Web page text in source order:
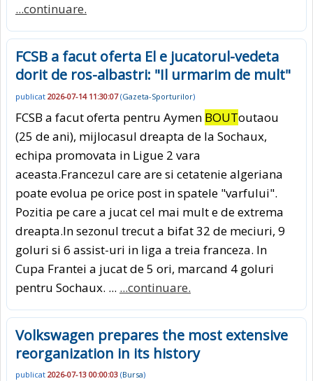
...continuare.
FCSB a facut oferta El e jucatorul-vedeta
dorit de ros-albastri: "Il urmarim de mult"
publicat 2026-07-14 11:30:07(Gazeta-Sporturilor)
FCSB a facut oferta pentru Aymen BOUToutaou
(25 de ani), mijlocasul dreapta de la Sochaux,
echipa promovata in Ligue 2 vara
aceasta.Francezul care are si cetatenie algeriana
poate evolua pe orice post in spatele "varfului".
Pozitia pe care a jucat cel mai mult e de extrema
dreapta.In sezonul trecut a bifat 32 de meciuri, 9
goluri si 6 assist-uri in liga a treia franceza. In
Cupa Frantei a jucat de 5 ori, marcand 4 goluri
pentru Sochaux. ... ...continuare.
Volkswagen prepares the most extensive
reorganization in its history
publicat 2026-07-13 00:00:03 (Bursa)